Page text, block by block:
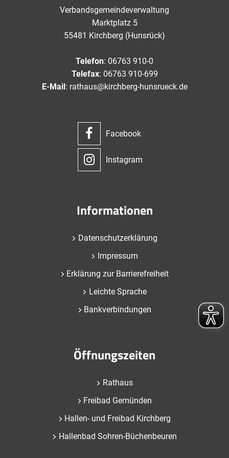
Verbandsgemeindeverwaltung
Marktplatz 5
55481 Kirchberg (Hunsrück)
Telefon: 06763 910-0
Telefax: 06763 910-699
E-Mail: rathaus@kirchberg-hunsrueck.de
Facebook
Instagram
Informationen
Datenschutzerklärung
Impressum
Erklärung zur Barrierefreiheit
Leichte Sprache
Bankverbindungen
Öffnungszeiten
Rathaus
Freibad Gemünden
Hallen- und Freibad Kirchberg
Hallenbad Sohren-Büchenbeuren